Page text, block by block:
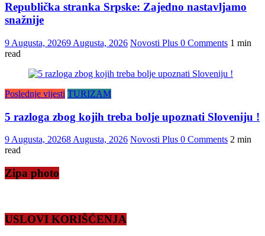
Republička stranka Srpske: Zajedno nastavljamo
snažnije
9 Augusta, 20269 Augusta, 2026 Novosti Plus 0 Comments 1 min
read
Poslednje vijesti TURIZAM
5 razloga zbog kojih treba bolje upoznati Sloveniju !
9 Augusta, 20268 Augusta, 2026 Novosti Plus 0 Comments 2 min
read
Zipa photo
USLOVI KORIŠĆENJA